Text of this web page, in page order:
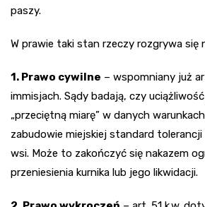
paszy.
W prawie taki stan rzeczy rozgrywa się
1. Prawo cywilne – wspomniany już
immisjach. Sądy badają, czy
„przeciętną miarę” w danych
zabudowie miejskiej standard
wsi. Może to zakończyć się nakazem
przeniesienia kurnika lub jego likwidacji.